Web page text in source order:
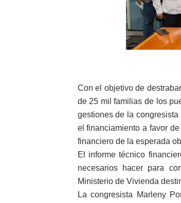
HIDRANDINA:
La
OSIPTEL:
Yape habilita
Decano de
Concrevía
ADAS:
Con el objetivo de
de 25 mil familias de los
gestiones de la
el financiamiento a favor
financiero de la esperada
El informe técnico
necesarios hacer para
Ministerio de Vivienda
La congresista Marleny